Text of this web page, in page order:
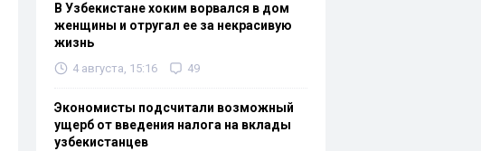
В Узбекистане хоким ворвался в дом
женщины и отругал ее за некрасивую
жизнь
4 августа, 15:16 49
Экономисты подсчитали возможный
ущерб от введения налога на вклады
узбекистанцев